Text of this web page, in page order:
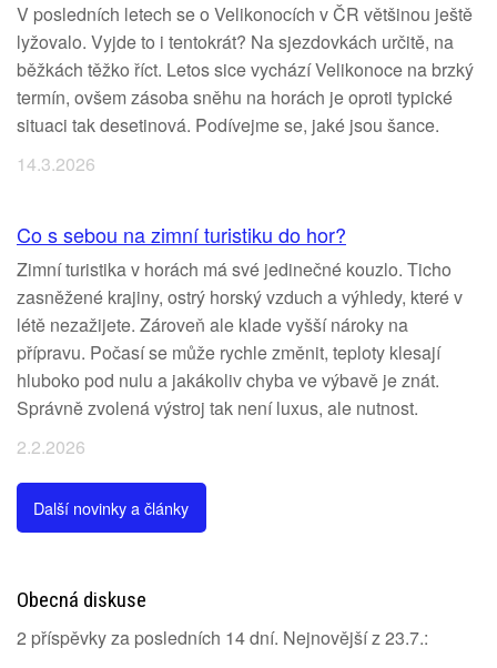
V posledních letech se o Velikonocích v ČR většinou ještě
lyžovalo. Vyjde to i tentokrát? Na sjezdovkách určitě, na
běžkách těžko říct. Letos sice vychází Velikonoce na brzký
termín, ovšem zásoba sněhu na horách je oproti typické
situaci tak desetinová. Podívejme se, jaké jsou šance.
14.3.2026
Co s sebou na zimní turistiku do hor?
Zimní turistika v horách má své jedinečné kouzlo. Ticho
zasněžené krajiny, ostrý horský vzduch a výhledy, které v
létě nezažijete. Zároveň ale klade vyšší nároky na
přípravu. Počasí se může rychle změnit, teploty klesají
hluboko pod nulu a jakákoliv chyba ve výbavě je znát.
Správně zvolená výstroj tak není luxus, ale nutnost.
2.2.2026
Další novinky a články
Obecná diskuse
2 příspěvky za posledních 14 dní. Nejnovější z 23.7.: